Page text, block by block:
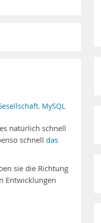
, MySQL
natürlich schnell
schnell das
sie die Richtung
Entwicklungen